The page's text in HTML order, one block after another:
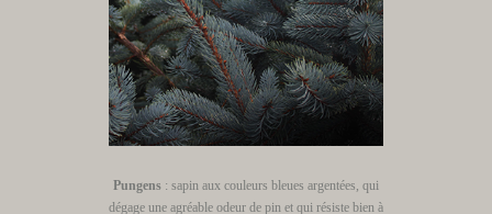
Pungens : sapin aux couleurs bleues argentées, qui
dégage une agréable odeur de pin et qui résiste bien à